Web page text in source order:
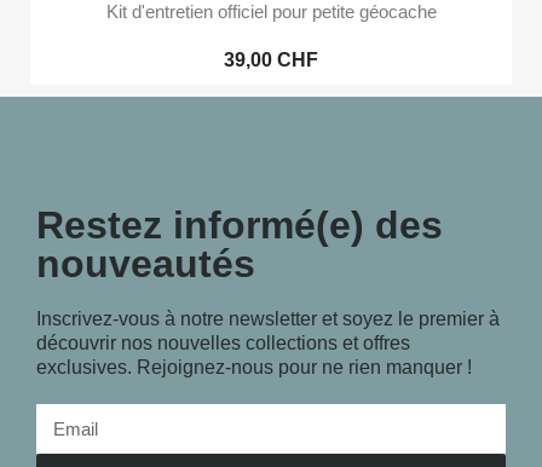
Kit d'entretien officiel pour petite géocache
39,00 CHF
Restez informé(e) des
nouveautés
Inscrivez-vous à notre newsletter et soyez le premier à
découvrir nos nouvelles collections et offres
exclusives. Rejoignez-nous pour ne rien manquer !